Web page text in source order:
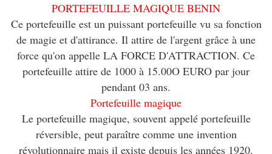
PORTEFEUILLE MAGIQUE BENIN
Ce portefeuille est un puissant portefeuille vu sa fonction
de magie et d'attirance. Il attire de l'argent grâce à une
force qu'on appelle LA FORCE D'ATTRACTION. Ce
portefeuille attire de 1000 à 15.00O EURO par jour
pendant 03 ans.
Portefeuille magique
Le portefeuille magique, souvent appelé portefeuille
réversible, peut paraître comme une invention
révolutionnaire mais il existe depuis les années 1920.